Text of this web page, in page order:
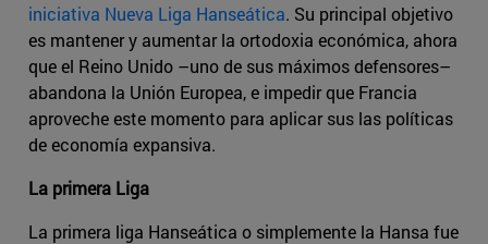
iniciativa Nueva Liga Hanseática. Su principal objetivo
es mantener y aumentar la ortodoxia económica, ahora
que el Reino Unido –uno de sus máximos defensores–
abandona la Unión Europea, e impedir que Francia
aproveche este momento para aplicar sus las políticas
de economía expansiva.
La primera Liga
La primera liga Hanseática o simplemente la Hansa fue